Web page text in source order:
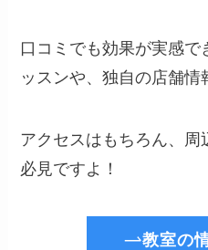
口コミでも効果が実感で
ッスンや、独自の店舗情
アクセスはもちろん、周
必見ですよ！
教室の